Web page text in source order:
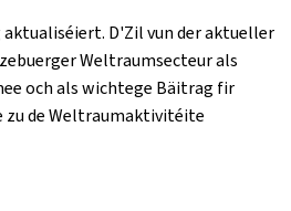
D'Zil vun der aktueller
Weltraumsecteur als
och als wichtege Bäitrag fir
zu de Weltraumaktivitéite